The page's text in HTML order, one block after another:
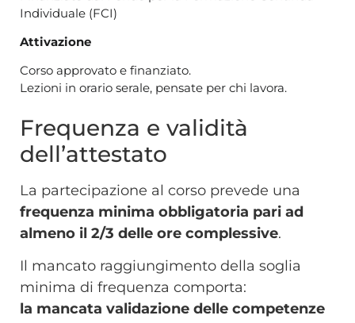
Individuale (FCI)
Attivazione
Corso approvato e finanziato.
Lezioni in orario serale, pensate per chi lavora.
Frequenza e validità
dell’attestato
La partecipazione al corso prevede una
frequenza minima obbligatoria pari ad
almeno il 2/3 delle ore complessive.
Il mancato raggiungimento della soglia
minima di frequenza comporta:
la mancata validazione delle competenze